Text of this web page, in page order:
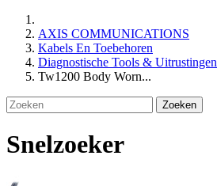
AXIS COMMUNICATIONS
Kabels En Toebehoren
Diagnostische Tools & Uitrustingen
Tw1200 Body Worn...
Zoeken
Snelzoeker